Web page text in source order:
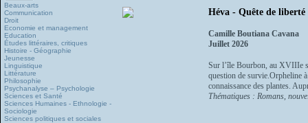
Beaux-arts
Communication
Droit
Economie et management
Education
Études littéraires, critiques
Histoire - Géographie
Jeunesse
Linguistique
Littérature
Philosophie
Psychanalyse – Psychologie
Sciences et Santé
Sciences Humaines - Ethnologie -
Sociologie
Sciences politiques et sociales
Héva - Quête de liberté
Camille Boutiana Cavana
Juillet 2026
Sur l’île Bourbon, au XVIIIe
question de survie.Orpheline à
connaissance des plantes.
Thématiques : Romans,